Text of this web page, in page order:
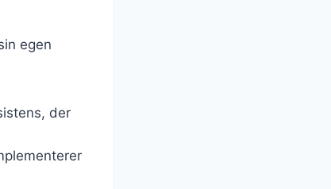
egen
der